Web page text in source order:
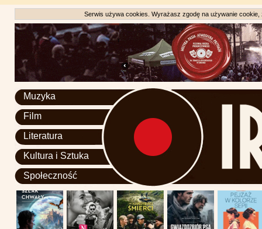
Serwis używa cookies. Wyrażasz zgodę na używanie
Muzyka
Film
Literatura
Kultura i Sztuka
Społeczność